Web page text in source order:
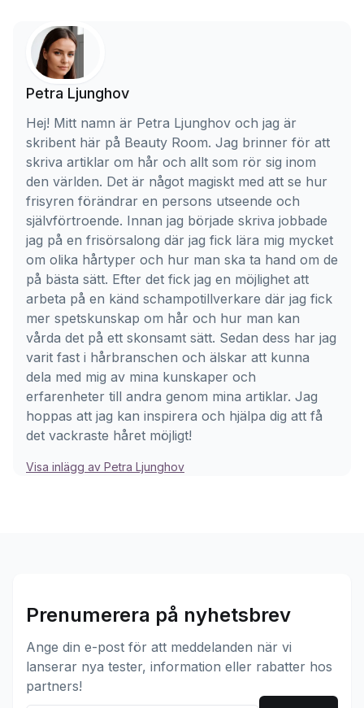
Petra Ljunghov
Hej! Mitt namn är Petra Ljunghov och jag är
skribent här på Beauty Room. Jag brinner för att
skriva artiklar om hår och allt som rör sig inom
den världen. Det är något magiskt med att se hur
frisyren förändrar en persons utseende och
självförtroende. Innan jag började skriva jobbade
jag på en frisörsalong där jag fick lära mig mycket
om olika hårtyper och hur man ska ta hand om de
på bästa sätt. Efter det fick jag en möjlighet att
arbeta på en känd schampotillverkare där jag fick
mer spetskunskap om hår och hur man kan
vårda det på ett skonsamt sätt. Sedan dess har jag
varit fast i hårbranschen och älskar att kunna
dela med mig av mina kunskaper och
erfarenheter till andra genom mina artiklar. Jag
hoppas att jag kan inspirera och hjälpa dig att få
det vackraste håret möjligt!
Visa inlägg av Petra Ljunghov
Prenumerera på nyhetsbrev
Ange din e-post för att meddelanden när vi
lanserar nya tester, information eller rabatter hos
partners!